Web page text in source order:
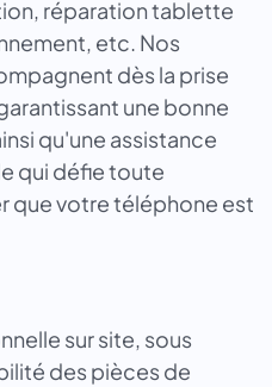
réparation tablette
etc. Nos
dès la prise
une bonne
qu'une assistance
qui défie toute
que votre téléphone est
sur site, sous
des pièces de